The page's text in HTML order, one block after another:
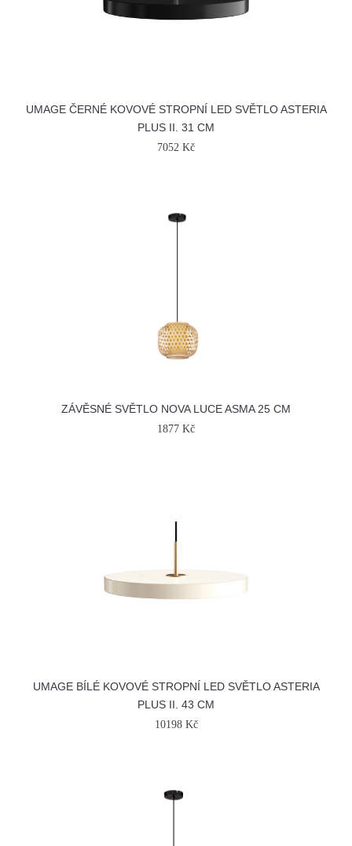
UMAGE ČERNÉ KOVOVÉ STROPNÍ LED SVĚTLO ASTERIA
PLUS II. 31 CM
7052 Kč
ZÁVĚSNÉ SVĚTLO NOVA LUCE ASMA 25 CM
1877 Kč
UMAGE BÍLÉ KOVOVÉ STROPNÍ LED SVĚTLO ASTERIA
PLUS II. 43 CM
10198 Kč